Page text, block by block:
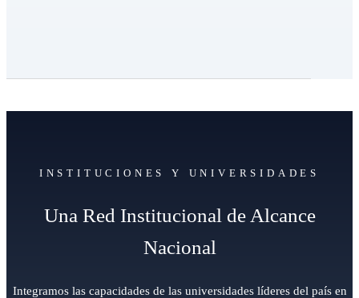
INSTITUCIONES Y UNIVERSIDADES
Una Red Institucional de Alcance
Nacional
Integramos las capacidades de las universidades líderes del país en